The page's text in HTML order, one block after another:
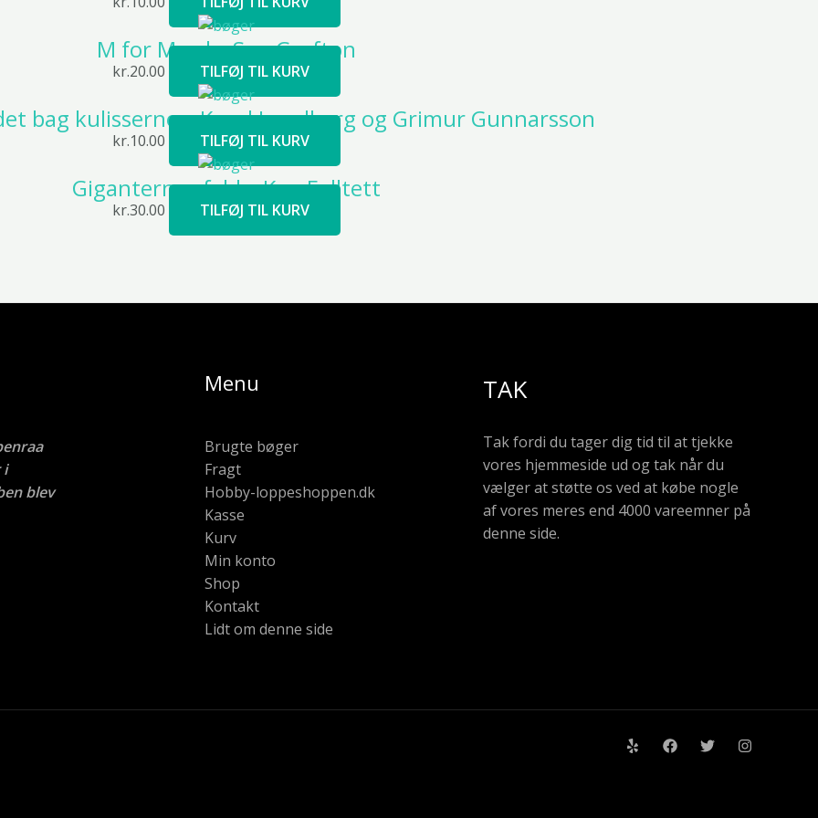
M for Mord – Sue Grafton
kr.20.00 TILFØJ TIL KURV
bag kulisserne – Knud Lundberg og Grimur Gunnarsson
kr.10.00 TILFØJ TIL KURV
Giganternes fald – Ken Folltett
kr.30.00 TILFØJ TIL KURV
i
blev
Menu
Brugte bøger
Fragt
Hobby-loppeshoppen.dk
Kasse
Kurv
Min konto
Shop
Kontakt
Lidt om denne side
TAK
Tak fordi du tager dig tid til at tjekke
vores hjemmeside ud og tak når du
vælger at støtte os ved at købe nogle
af vores meres end 4000 vareemner på
denne side.